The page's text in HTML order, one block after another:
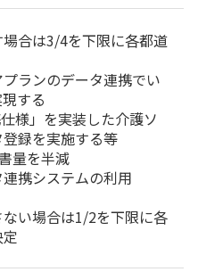
合は3/4を下限に各都道
ランのデータ連携でい
する
様」を実装した介護ソ
録を実施する等
量を半減
携システムの利用
い場合は1/2を下限に各